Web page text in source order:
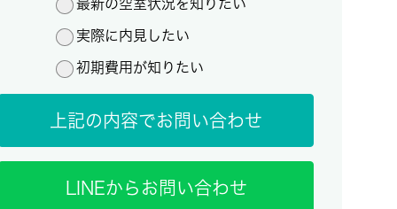
最新の空室状況を知りたい
実際に内見したい
初期費用が知りたい
上記の内容でお問い合わせ
LINEからお問い合わせ